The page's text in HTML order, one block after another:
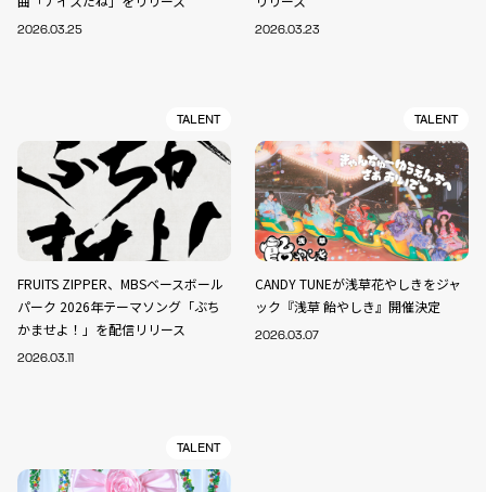
2026.03.25 2026.03.23
TALENT
FRUITS ZIPPER、MBSベースボール
パーク 2026年テーマソング「ぶち
かませよ！」を配信リリース
2026.03.11
TALENT
CANDY TUNEが浅草花やしきをジャ
ック『浅草 飴やしき』開催決定
2026.03.07
TALENT